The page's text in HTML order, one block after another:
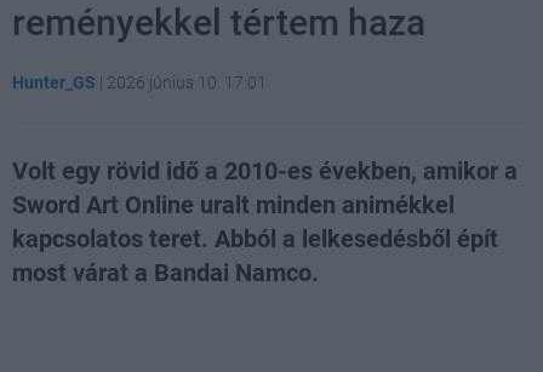
reményekkel tértem haza
Hunter_GS | 2026 június 10. 17:01
Volt egy rövid idő a 2010-es években, amikor a
Sword Art Online uralt minden animékkel
kapcsolatos teret. Abból a lelkesedésből épít
most várat a Bandai Namco.